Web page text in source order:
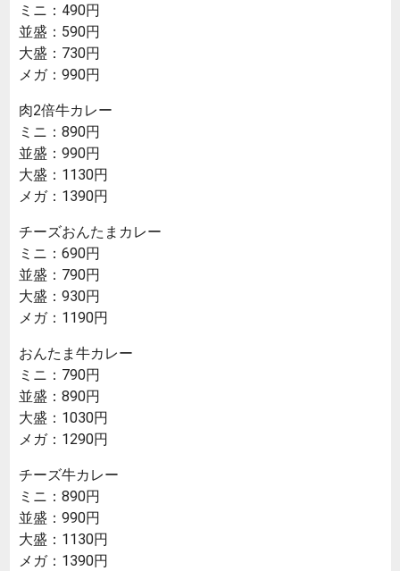
ミニ：490円
並盛：590円
大盛：730円
メガ：990円
肉2倍牛カレー
ミニ：890円
並盛：990円
大盛：1130円
メガ：1390円
チーズおんたまカレー
ミニ：690円
並盛：790円
大盛：930円
メガ：1190円
おんたま牛カレー
ミニ：790円
並盛：890円
大盛：1030円
メガ：1290円
チーズ牛カレー
ミニ：890円
並盛：990円
大盛：1130円
メガ：1390円